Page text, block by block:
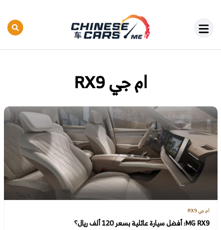
ام جي RX9
ام جي RX9
MG RX9: أفضل سيارة عائلية بسعر 120 ألف ريال؟